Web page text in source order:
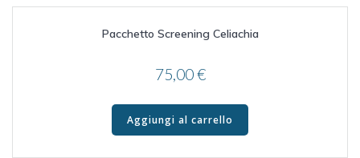
Pacchetto Screening Celiachia
75,00€
Aggiungi al carrello